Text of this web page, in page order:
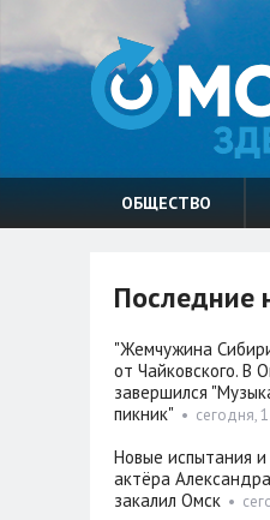
ОБЩЕСТВО
Последние
"Жемчужина
от Чайковского. В
завершился
пикник" • сегодня,
Новые испытания и
актёра
закалил Омск•